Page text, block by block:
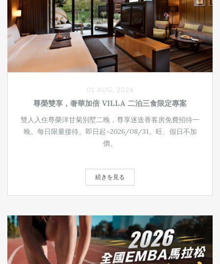
尊榮雙享，奢華加倍 VILLA 二泊三食限定專案
雙人入住尊榮洋甘菊別墅二晚，尊享迷迭香客房免費招待一
晚。每日限量接待。即日起~2026/08/31。旺、假日不加
價。
01 AUG, 2026
続きを見る